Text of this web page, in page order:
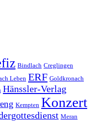
Bindlach Creglingen
Leben ERF Goldkronach
Hänssler-Verlag
Kempten Konzert
Meran